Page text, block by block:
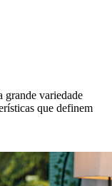
grande variedade
que definem